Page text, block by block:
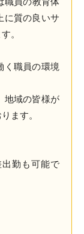
に質の良いサ
。
く職員の環境
地域の皆様が
ます。
勤も可能で